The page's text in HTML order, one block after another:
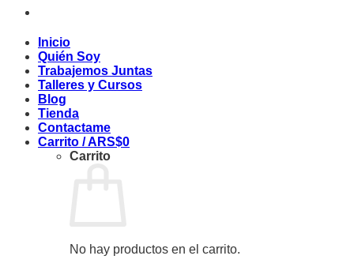
Inicio
Quién Soy
Trabajemos Juntas
Talleres y Cursos
Blog
Tienda
Contactame
Carrito /ARS$0
Carrito
No hay productos en el carrito.